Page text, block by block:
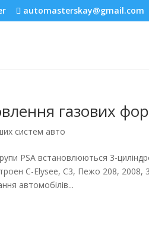
automasterskay@gmail.com
газових
систем авто
PSA встановлюються 3-
C-Elysee, C3, Пежо 208, 2008,
автомобілів...